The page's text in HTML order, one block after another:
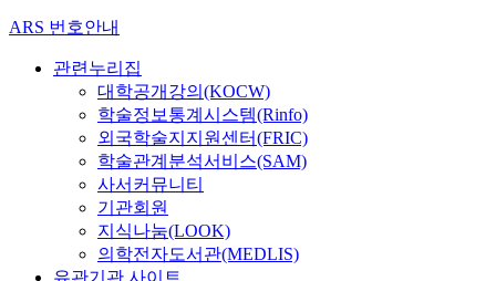
ARS 번호안내
관련누리집
대학공개강의(KOCW)
학술정보통계시스템(Rinfo)
외국학술지지원센터(FRIC)
학술관계분석서비스(SAM)
사서커뮤니티
기관회원
지식나눔(LOOK)
의학전자도서관(MEDLIS)